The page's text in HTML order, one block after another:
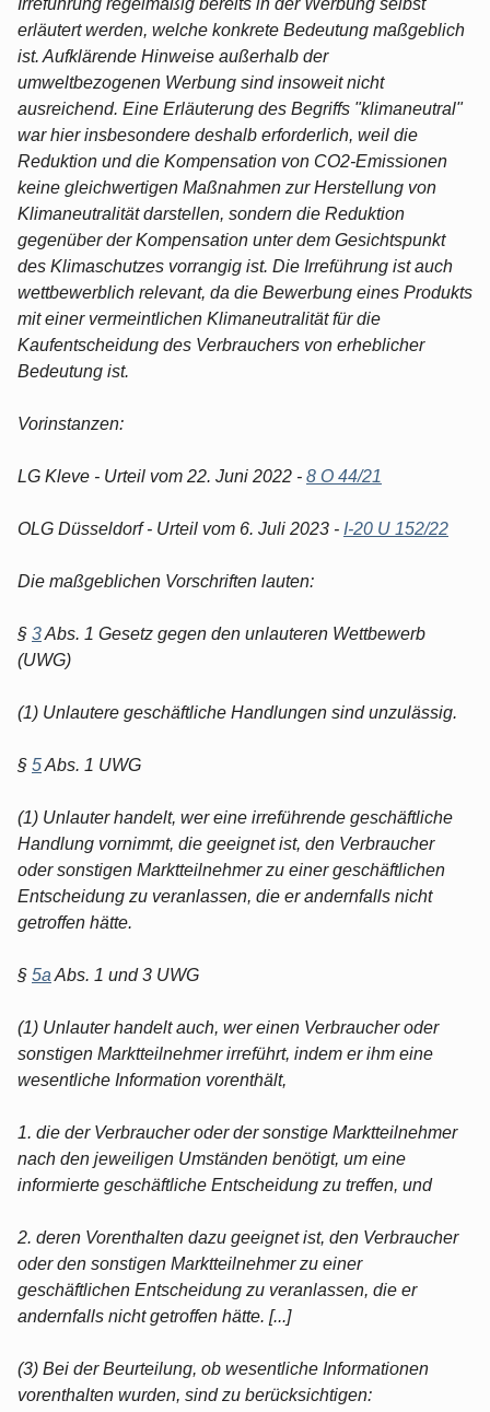
Irreführung regelmäßig bereits in der Werbung selbst
erläutert werden, welche konkrete Bedeutung maßgeblich
ist. Aufklärende Hinweise außerhalb der
umweltbezogenen Werbung sind insoweit nicht
ausreichend. Eine Erläuterung des Begriffs "klimaneutral"
war hier insbesondere deshalb erforderlich, weil die
Reduktion und die Kompensation von CO2-Emissionen
keine gleichwertigen Maßnahmen zur Herstellung von
Klimaneutralität darstellen, sondern die Reduktion
gegenüber der Kompensation unter dem Gesichtspunkt
des Klimaschutzes vorrangig ist. Die Irreführung ist auch
wettbewerblich relevant, da die Bewerbung eines Produkts
mit einer vermeintlichen Klimaneutralität für die
Kaufentscheidung des Verbrauchers von erheblicher
Bedeutung ist.
Vorinstanzen:
LG Kleve - Urteil vom 22. Juni 2022 - 8 O 44/21
OLG Düsseldorf - Urteil vom 6. Juli 2023 - I-20 U 152/22
Die maßgeblichen Vorschriften lauten:
§ 3Abs. 1 Gesetz gegen den unlauteren Wettbewerb
(UWG)
(1) Unlautere geschäftliche Handlungen sind unzulässig.
§ 5Abs. 1 UWG
(1) Unlauter handelt, wer eine irreführende geschäftliche
Handlung vornimmt, die geeignet ist, den Verbraucher
oder sonstigen Marktteilnehmer zu einer geschäftlichen
Entscheidung zu veranlassen, die er andernfalls nicht
getroffen hätte.
§ 5a Abs. 1 und 3 UWG
(1) Unlauter handelt auch, wer einen Verbraucher oder
sonstigen Marktteilnehmer irreführt, indem er ihm eine
wesentliche Information vorenthält,
1. die der Verbraucher oder der sonstige Marktteilnehmer
nach den jeweiligen Umständen benötigt, um eine
informierte geschäftliche Entscheidung zu treffen, und
2. deren Vorenthalten dazu geeignet ist, den Verbraucher
oder den sonstigen Marktteilnehmer zu einer
geschäftlichen Entscheidung zu veranlassen, die er
andernfalls nicht getroffen hätte. [...]
(3) Bei der Beurteilung, ob wesentliche Informationen
vorenthalten wurden, sind zu berücksichtigen: